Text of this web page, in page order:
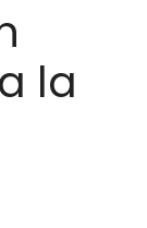
la